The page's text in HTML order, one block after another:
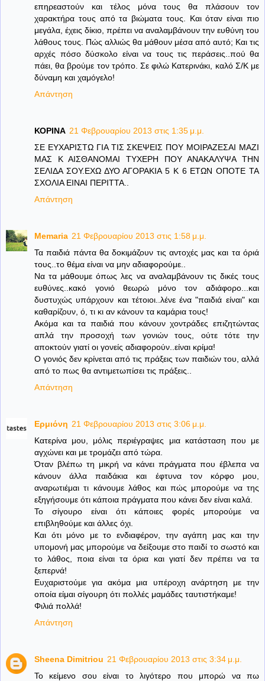
επηρεαστούν και τέλος μόνα τους θα πλάσουν τον
χαρακτήρα τους από τα βιώματα τους. Και όταν είναι πιο
μεγάλα, έχεις δίκιο, πρέπει να αναλαμβάνουν την ευθύνη του
λάθους τους. Πώς αλλιώς θα μάθουν μέσα από αυτό; Και τις
αρχές πόσο δύσκολο είναι να τους τις περάσεις..πού θα
πάει, θα βρούμε τον τρόπο. Σε φιλώ Κατερινάκι, καλό Σ/Κ με
δύναμη και χαμόγελο!
Απάντηση
ΚΟΡΙΝΑ 21 Φεβρουαρίου 2013 στις 1:35 μ.μ.
ΣΕ ΕΥΧΑΡΙΣΤΩ ΓΙΑ ΤΙΣ ΣΚΕΨΕΙΣ ΠΟΥ ΜΟΙΡΑΖΕΣΑΙ ΜΑΖΙ
ΜΑΣ Κ ΑΙΣΘΑΝΟΜΑΙ ΤΥΧΕΡΗ ΠΟΥ ΑΝΑΚΑΛΥΨΑ ΤΗΝ
ΣΕΛΙΔΑ ΣΟΥ.ΕΧΩ ΔΥΟ ΑΓΟΡΑΚΙΑ 5 Κ 6 ΕΤΩΝ ΟΠΟΤΕ ΤΑ
ΣΧΟΛΙΑ ΕΙΝΑΙ ΠΕΡΙΤΤΑ..
Απάντηση
Memaria 21 Φεβρουαρίου 2013 στις 1:58 μ.μ.
Τα παιδιά πάντα θα δοκιμάζουν τις αντοχές μας και τα όριά
τους..το θέμα είναι να μην αδιαφορούμε..
Να τα μάθουμε όπως λες να αναλαμβάνουν τις δικές τους
ευθύνες..κακό γονιό θεωρώ μόνο τον αδιάφορο...και
δυστυχώς υπάρχουν και τέτοιοι..λένε ένα "παιδιά είναι" και
καθαρίζουν, ό, τι κι αν κάνουν τα καμάρια τους!
Ακόμα και τα παιδιά που κάνουν χοντράδες επιζητώντας
απλά την προσοχή των γονιών τους, ούτε τότε την
αποκτούν γιατί οι γονείς αδιαφορούν..είναι κρίμα!
Ο γονιός δεν κρίνεται από τις πράξεις των παιδιών του, αλλά
από το πως θα αντιμετωπίσει τις πράξεις..
Απάντηση
Ερμιόνη 21 Φεβρουαρίου 2013 στις 3:06 μ.μ.
Κατερίνα μου, μόλις περιέγραψες μια κατάσταση που με
αγχώνει και με τρομάζει από τώρα.
Όταν βλέπω τη μικρή να κάνει πράγματα που έβλεπα να
κάνουν άλλα παιδάκια και έφτυνα τον κόρφο μου,
αναρωτιέμαι τι κάνουμε λάθος και πώς μπορούμε να της
εξηγήσουμε ότι κάποια πράγματα που κάνει δεν είναι καλά.
Το σίγουρο είναι ότι κάποιες φορές μπορούμε να
επιβληθούμε και άλλες όχι.
Και ότι μόνο με το ενδιαφέρον, την αγάπη μας και την
υπομονή μας μπορούμε να δείξουμε στο παιδί το σωστό και
το λάθος, ποια είναι τα όρια και γιατί δεν πρέπει να τα
ξεπερνά!
Ευχαριστούμε για ακόμα μια υπέροχη ανάρτηση με την
οποία είμαι σίγουρη ότι πολλές μαμάδες ταυτιστήκαμε!
Φιλιά πολλά!
Απάντηση
Sheena Dimitriou 21 Φεβρουαρίου 2013 στις 3:34 μ.μ.
Το κείμενο σου είναι το λιγότερο που μπορώ να πω